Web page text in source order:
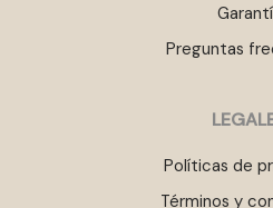
Preguntas
Políticas de
Términos y